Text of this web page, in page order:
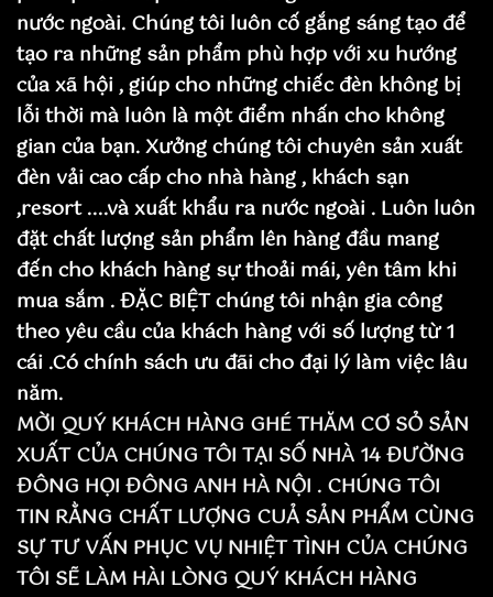
nước ngoài. Chúng tôi luôn cố gắng sáng tạo để
tạo ra những sản phẩm phù hợp với xu hướng
của xã hội , giúp cho những chiếc đèn không bị
lỗi thời mà luôn là một điểm nhấn cho không
gian của bạn. Xưởng chúng tôi chuyên sản xuất
đèn vải cao cấp cho nhà hàng , khách sạn
,resort ....và xuất khẩu ra nước ngoài . Luôn luôn
đặt chất lượng sản phẩm lên hàng đầu mang
đến cho khách hàng sự thoải mái, yên tâm khi
mua sắm . ĐẶC BIỆT chúng tôi nhận gia công
theo yêu cầu của khách hàng với số lượng từ 1
cái .Có chính sách ưu đãi cho đại lý làm việc lâu
năm.
MỜI QUÝ KHÁCH HÀNG GHÉ THĂM CƠ SỎ SẢN
XUẤT CỦA CHÚNG TÔI TẠI SỐ NHÀ 14 ĐƯỜNG
ĐÔNG HỌI ĐÔNG ANH HÀ NỘI . CHÚNG TÔI
TIN RẰNG CHẤT LƯỢNG CUẢ SẢN PHẨM CÙNG
SỰ TƯ VẤN PHỤC VỤ NHIỆT TÌNH CỦA CHÚNG
TÔI SẼ LÀM HÀI LÒNG QUÝ KHÁCH HÀNG